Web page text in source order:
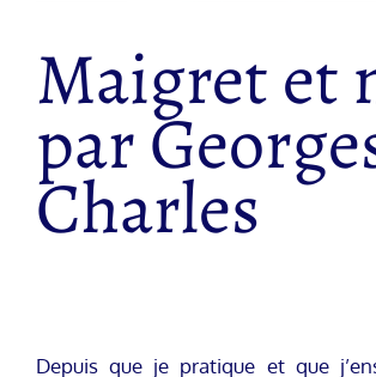
Maigret et
par
Charles
Depuis que je pratique et que